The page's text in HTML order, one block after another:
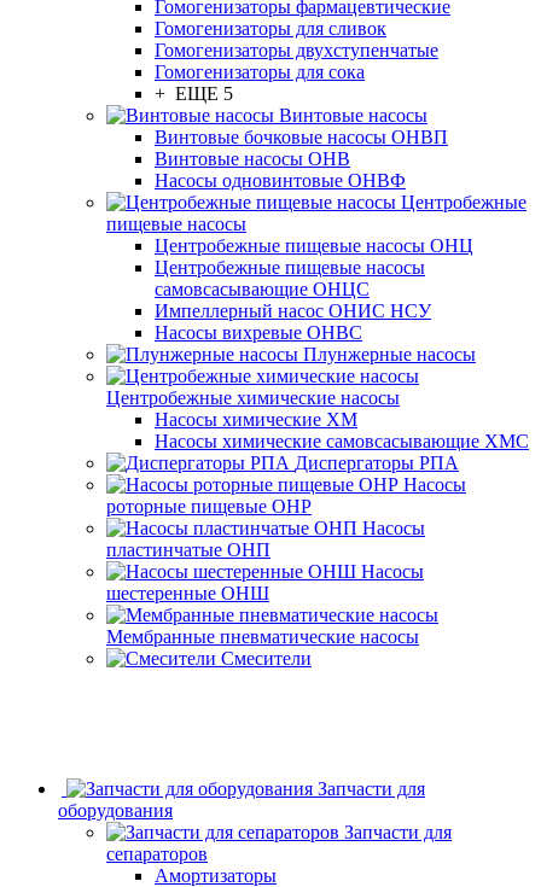
Гомогенизаторы фармацевтические
Гомогенизаторы для сливок
Гомогенизаторы двухступенчатые
Гомогенизаторы для сока
+ ЕЩЕ 5
Винтовые насосы
Винтовые бочковые насосы ОНВП
Винтовые насосы ОНВ
Насосы одновинтовые ОНВФ
Центробежные
пищевые насосы
Центробежные пищевые насосы ОНЦ
Центробежные пищевые насосы
самовсасывающие ОНЦС
Импеллерный насос ОНИС НСУ
Насосы вихревые ОНВС
Плунжерные насосы
Центробежные химические насосы
Насосы химические ХМ
Насосы химические самовсасывающие ХМС
Диспергаторы РПА
Насосы
роторные пищевые ОНР
Насосы
пластинчатые ОНП
Насосы
шестеренные ОНШ
Мембранные пневматические насосы
Смесители
Запчасти для
оборудования
Запчасти для
сепараторов
Амортизаторы